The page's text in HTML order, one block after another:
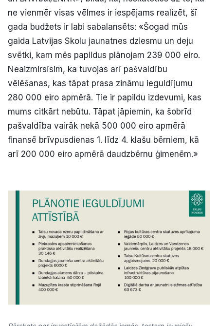
ne vienmēr visas vēlmes ir iespējams realizēt, šī
gada budžets ir labi sabalansēts: «Šogad mūs
gaida Latvijas Skolu jaunatnes dziesmu un deju
svētki, kam mēs papildus plānojam 239 000 eiro.
Neaizmirsīsim, ka tuvojas arī pašvaldību
vēlēšanas, kas tāpat prasa zināmu ieguldījumu
280 000 eiro apmērā. Tie ir papildu izdevumi, kas
mums citkārt nebūtu. Tāpat jāpiemin, ka šobrīd
pašvaldība vairāk nekā 500 000 eiro apmērā
finansē brīvpusdienas 1. līdz 4. klašu bērniem, kā
arī 200 000 eiro apmērā daudzbērnu ģimenēm.»